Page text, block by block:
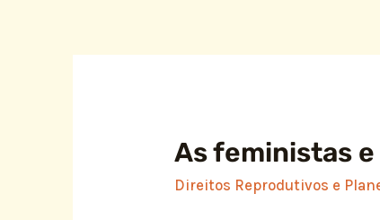
As feministas
Direitos Reprodutivos e